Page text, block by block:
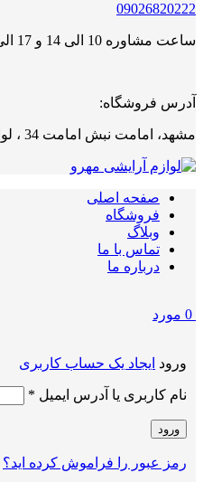
09026820222
ساعت مشاوره 10 الی 14 و 17 الی 21
آدرس فروشگاه:
مشهد، امامت نبش امامت 34 ، لوازم آرایش مهرو
صفحه اصلی
فروشگاه
وبلاگ
تماس با ما
درباره ما
0 مورد
ورود ایجاد یک حساب کاربری
نام کاربری یا آدرس ایمیل *
ورود
رمز عبور را فراموش کرده اید؟